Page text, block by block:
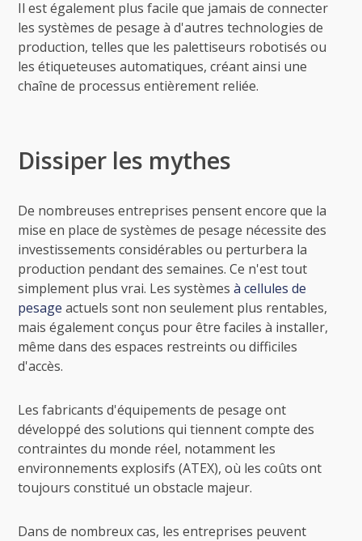
Il est également plus facile que jamais de connecter
les systèmes de pesage à d'autres technologies de
production, telles que les palettiseurs robotisés ou
les étiqueteuses automatiques, créant ainsi une
chaîne de processus entièrement reliée.
Dissiper les mythes
De nombreuses entreprises pensent encore que la
mise en place de systèmes de pesage nécessite des
investissements considérables ou perturbera la
production pendant des semaines. Ce n'est tout
simplement plus vrai. Les systèmesà cellules de
pesage actuels sont non seulement plus rentables,
mais également conçus pour être faciles à installer,
même dans des espaces restreints ou difficiles
d'accès.
Les fabricants d'équipements de pesage ont
développé des solutions qui tiennent compte des
contraintes du monde réel, notamment les
environnements explosifs (ATEX), où les coûts ont
toujours constitué un obstacle majeur.
Dans de nombreux cas, les entreprises peuvent